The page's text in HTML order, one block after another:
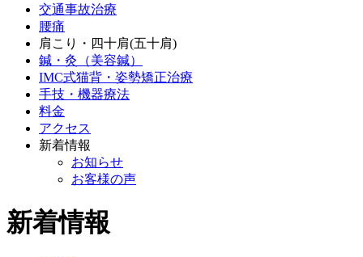
交通事故治療
腰痛
肩こり・四十肩(五十肩)
鍼・灸（美容鍼）
IMC式猫背・姿勢矯正治療
手技・機器療法
料金
アクセス
新着情報
お知らせ
お客様の声
新着情報